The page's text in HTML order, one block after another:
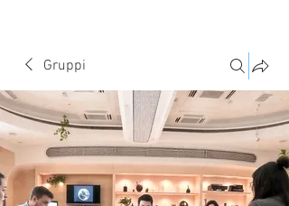
Gruppi